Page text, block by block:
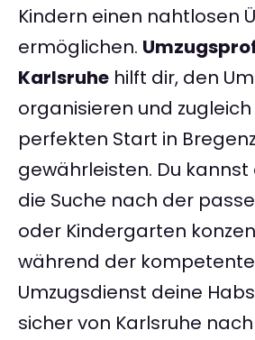
Kindern einen nahtlosen
ermöglichen.
Karlsruhe hilft dir, den
organisieren und
perfekten Start in
gewährleisten. Du
die Suche nach der
oder Kindergarten
während der kompetente
Umzugsdienst deine
sicher von Karlsruhe